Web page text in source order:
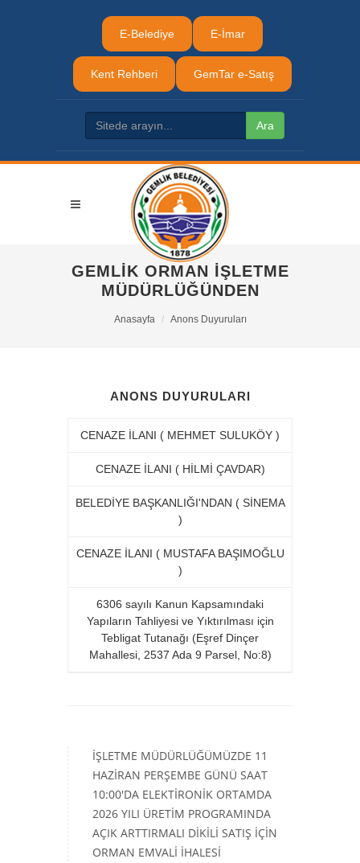
E-Belediye E-İmar
Kent Rehberi GemTar e-Satış
GEMLİK ORMAN İŞLETME
MÜDÜRLÜĞÜNDEN
Anasayfa Anons Duyuruları
ANONS DUYURULARI
CENAZE İLANI ( MEHMET SULUKÖY )
CENAZE İLANI ( HİLMİ ÇAVDAR)
BELEDİYE BAŞKANLIĞI'NDAN ( SİNEMA
)
CENAZE İLANI ( MUSTAFA BAŞIMOĞLU
)
6306 sayılı Kanun Kapsamındaki
Yapıların Tahliyesi ve Yıktırılması için
Tebligat Tutanağı (Eşref Dinçer
Mahallesi, 2537 Ada 9 Parsel, No:8)
İŞLETME MÜDÜRLÜĞÜMÜZDE 11
HAZİRAN PERŞEMBE GÜNÜ SAAT
10:00'DA ELEKTİRONİK ORTAMDA
2026 YILI ÜRETİM PROGRAMINDA
AÇIK ARTTIRMALI DİKİLİ SATIŞ İÇİN
ORMAN EMVALİ İHALESİ